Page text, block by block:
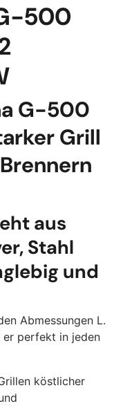
500
G-500
Grill
aus
Stahl
und
Abmessungen L.
er perfekt in jeden
köstlicher